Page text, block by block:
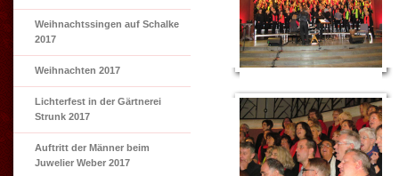
Weihnachtssingen auf Schalke
2017
Weihnachten 2017
Lichterfest in der Gärtnerei
Strunk 2017
Auftritt der Männer beim
Juwelier Weber 2017